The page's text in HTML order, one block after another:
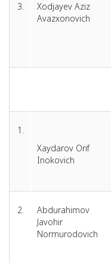
3.
Xodjayev Aziz
Avazxonovich
1.
Xaydarov Orif
Inokovich
2.
Abdurahimov
Javohir
Normurodovich